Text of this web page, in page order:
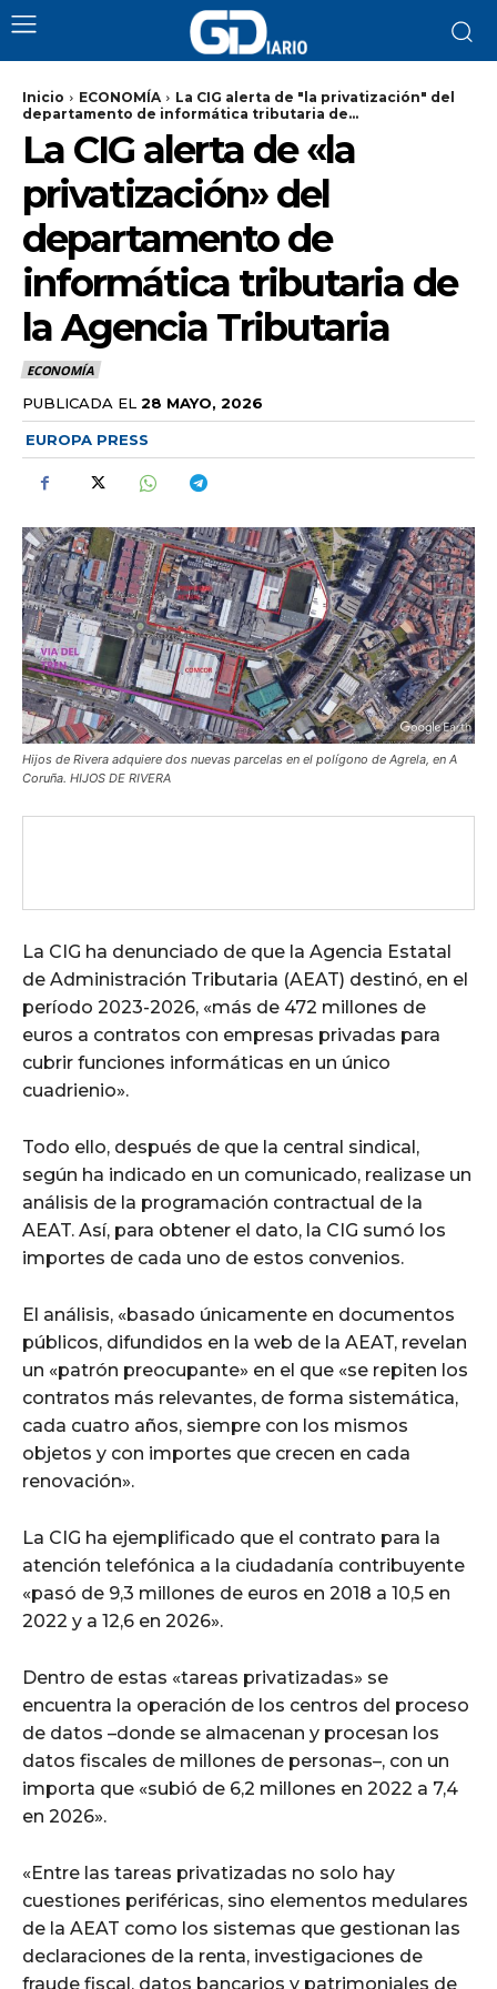
Inicio ECONOMÍA
La CIG alerta de "la privatización" del
departamento de informática tributaria de...
La CIG alerta de «la
privatización» del
departamento de
informática tributaria de
la Agencia Tributaria
ECONOMÍA
PUBLICADA EL 28 MAYO, 2026
EUROPA PRESS
Hijos de Rivera adquiere dos nuevas parcelas en el polígono de Agrela, en A
Coruña. HIJOS DE RIVERA
La CIG ha denunciado de que la Agencia Estatal
de Administración Tributaria (AEAT) destinó, en el
período 2023-2026, «más de 472 millones de
euros a contratos con empresas privadas para
cubrir funciones informáticas en un único
cuadrienio».
Todo ello, después de que la central sindical,
según ha indicado en un comunicado, realizase un
análisis de la programación contractual de la
AEAT. Así, para obtener el dato, la CIG sumó los
importes de cada uno de estos convenios.
El análisis, «basado únicamente en documentos
públicos, difundidos en la web de la AEAT, revelan
un «patrón preocupante» en el que «se repiten los
contratos más relevantes, de forma sistemática,
cada cuatro años, siempre con los mismos
objetos y con importes que crecen en cada
renovación».
La CIG ha ejemplificado que el contrato para la
atención telefónica a la ciudadanía contribuyente
«pasó de 9,3 millones de euros en 2018 a 10,5 en
2022 y a 12,6 en 2026».
Dentro de estas «tareas privatizadas» se
encuentra la operación de los centros del proceso
de datos –donde se almacenan y procesan los
datos fiscales de millones de personas–, con un
importa que «subió de 6,2 millones en 2022 a 7,4
en 2026».
«Entre las tareas privatizadas no solo hay
cuestiones periféricas, sino elementos medulares
de la AEAT como los sistemas que gestionan las
declaraciones de la renta, investigaciones de
fraude fiscal, datos bancarios y patrimoniales de